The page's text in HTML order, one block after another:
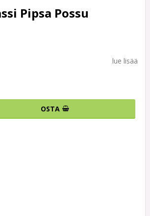
Pipsa Possu
lue lisää
OSTA